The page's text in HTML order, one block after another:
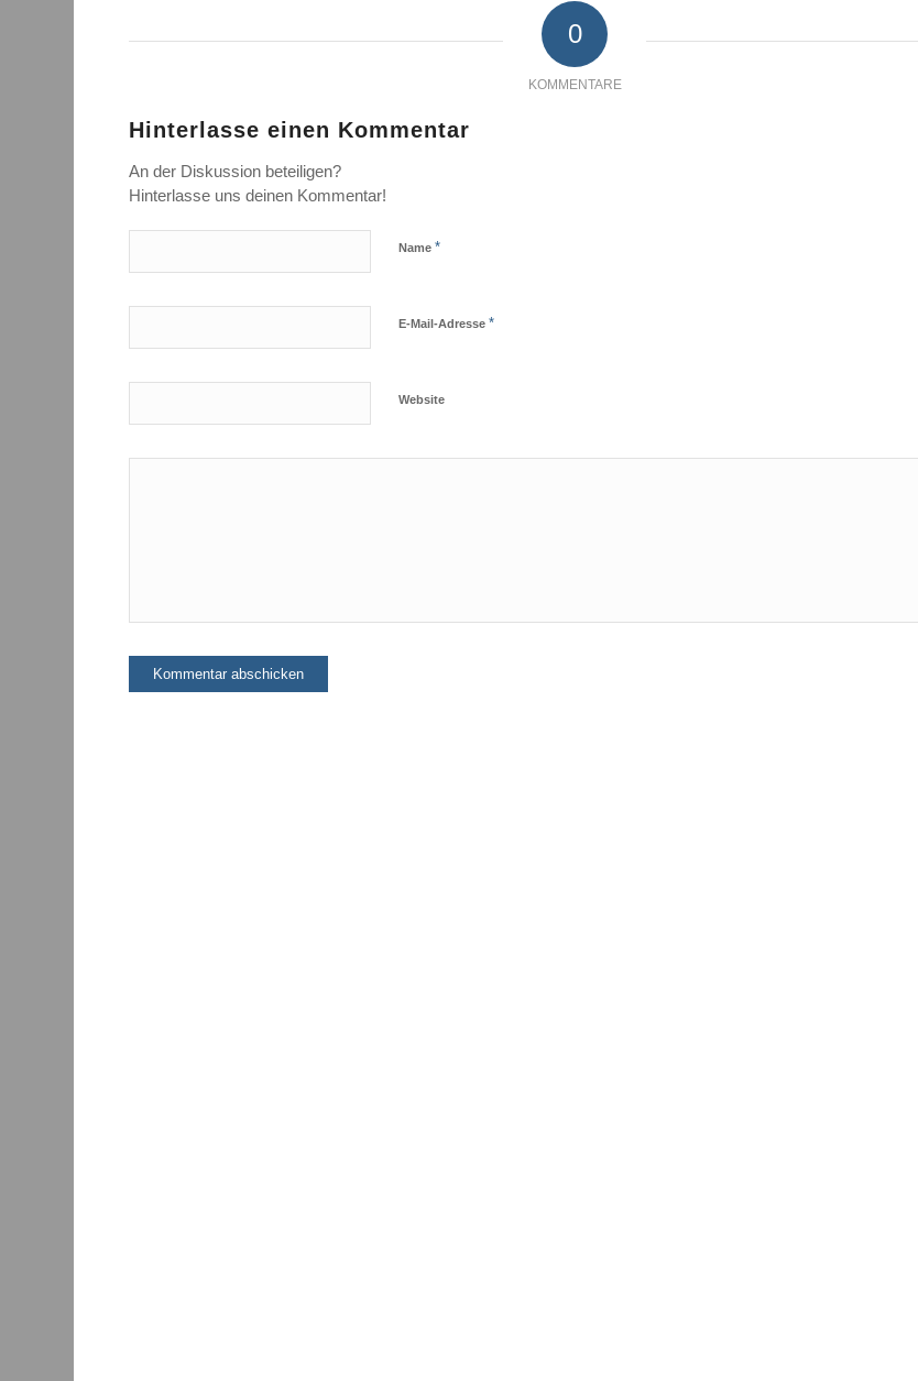
0
KOMMENTARE
Hinterlasse einen Kommentar
An der Diskussion beteiligen?
Hinterlasse uns deinen Kommentar!
Name*
E-Mail-Adresse*
Website